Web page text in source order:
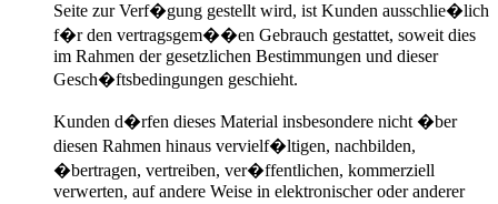
Seite zur Verf�gung gestellt wird, ist Kunden ausschlie�lich
f�r den vertragsgem��en Gebrauch gestattet, soweit dies
im Rahmen der gesetzlichen Bestimmungen und dieser
Gesch�ftsbedingungen geschieht.
Kunden d�rfen dieses Material insbesondere nicht �ber
diesen Rahmen hinaus vervielf�ltigen, nachbilden,
�bertragen, vertreiben, ver�ffentlichen, kommerziell
verwerten, auf andere Weise in elektronischer oder anderer